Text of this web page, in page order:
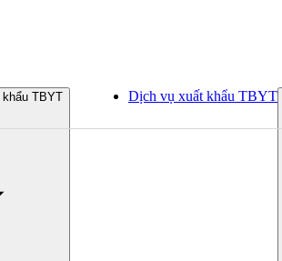
TBYT Dịch vụ xuất khẩu TBYT